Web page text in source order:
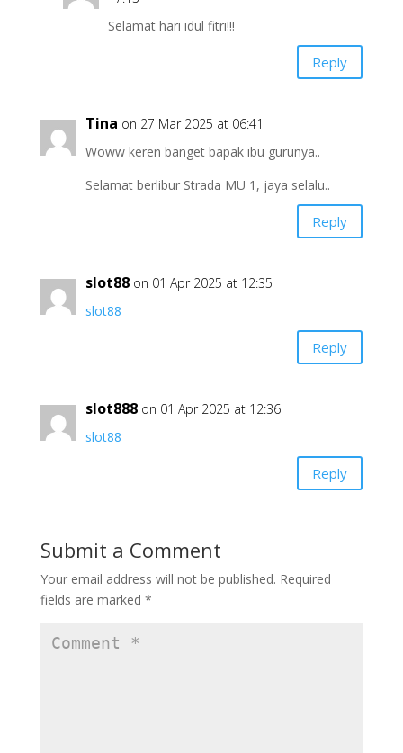
Selamat hari idul fitri!!!
Reply
Tina on 27 Mar 2025 at 06:41
Woww keren banget bapak ibu gurunya..
Selamat berlibur Strada MU 1, jaya selalu..
Reply
slot88 on 01 Apr 2025 at 12:35
slot88
Reply
slot888 on 01 Apr 2025 at 12:36
slot88
Reply
Submit a Comment
Your email address will not be published. Required
fields are marked *